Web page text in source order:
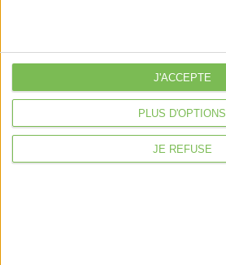
PLUS D'OPTIONS
JE REFUSE
J'ACCEPTE
Déclaration Impôt sur le Revenu
Location de bureaux
Examen de Conformité Fiscale